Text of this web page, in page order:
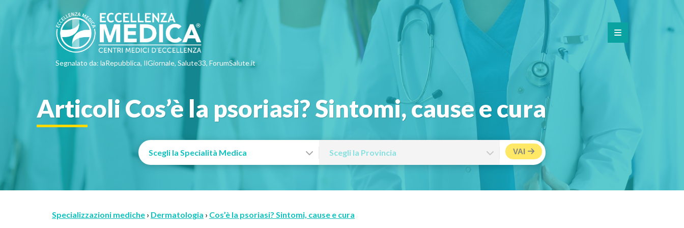
Segnalato da: laRepubblica, IlGiornale, Salute33, ForumSalute.it
Articoli Cos’è la psoriasi? Sintomi, cause e cura
VAI
Specializzazioni mediche › Dermatologia › Cos’è la psoriasi? Sintomi, cause e cura